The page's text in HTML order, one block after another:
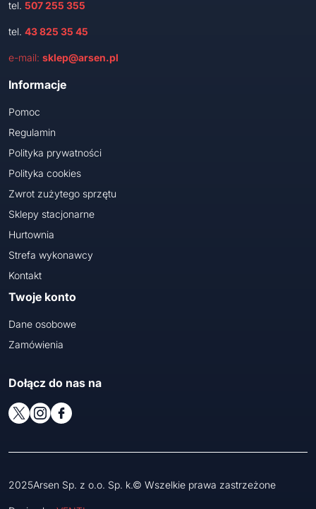
tel. 507 255 355
tel. 43 825 35 45
e-mail: sklep@arsen.pl
Informacje
Pomoc
Regulamin
Polityka prywatności
Polityka cookies
Zwrot zużytego sprzętu
Sklepy stacjonarne
Hurtownia
Strefa wykonawcy
Kontakt
Twoje konto
Dane osobowe
Zamówienia
Dołącz do nas na
2025Arsen Sp. z o.o. Sp. k.© Wszelkie prawa zastrzeżone